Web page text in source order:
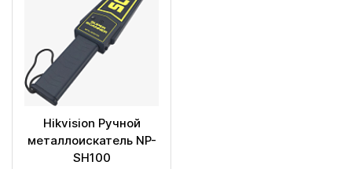
Hikvision Ручной
металлоискатель NP-
SH100